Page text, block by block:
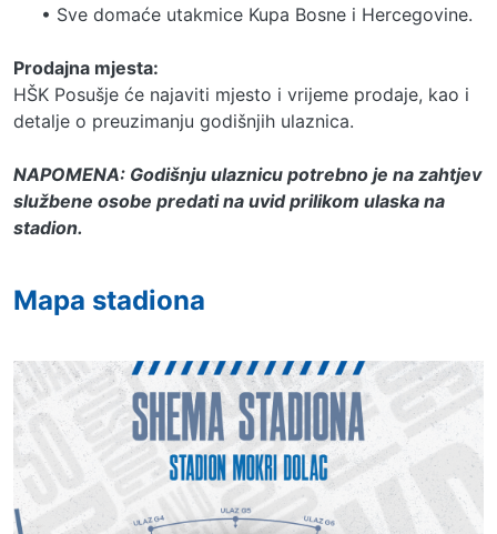
• Sve domaće utakmice Kupa Bosne i Hercegovine.
Prodajna mjesta:
HŠK Posušje će najaviti mjesto i vrijeme prodaje, kao i
detalje o preuzimanju godišnjih ulaznica.
NAPOMENA: Godišnju ulaznicu potrebno je na zahtjev
službene osobe predati na uvid prilikom ulaska na
stadion.
Mapa stadiona